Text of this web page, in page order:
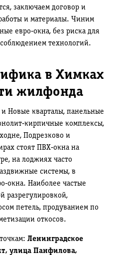
заключаем договор и
и материалы. Чиним
евро‑окна, без риска для
технологий.
в Химках
жилфонда
Новые кварталы, панельные
комплексы,
Подрезково и
стоят ПВХ‑окна на
на лоджиях часто
системы, в
Наиболее частые
разрегулировкой,
петель, продуванием по
откосов.
Ленинградское
улица Панфилова,